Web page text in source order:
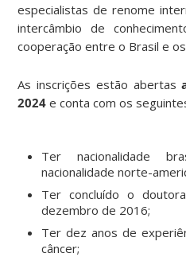
especialistas de renome
intercâmbio de
cooperação entre o Brasil e
As inscrições estão abertas
2024 e conta com os
Ter nacionalidade
nacionalidade norte-
Ter concluído o
dezembro de 2016;
Ter dez anos de
câncer;